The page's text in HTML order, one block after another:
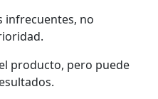
infrecuentes, no
producto, pero puede